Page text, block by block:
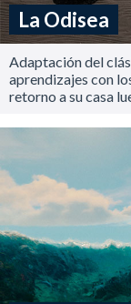
La Odisea
Adaptación del
aprendizajes con
retorno a su casa